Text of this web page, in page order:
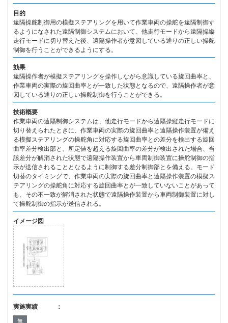
目的
遠隔操舵制御用の模擬ステアリングを用いて作業車両の操舵を遠隔制御す
るようになされた遠隔制御システムにおいて、他走行モードから遠隔操縦
走行モードに切り替えた後、遠隔操作者が意図している通りの正しい操舵
制御を行うことができるようにする。
効果
遠隔操作者が模擬ステアリングを操作しながら意識している旋回曲率と、
作業車両の実際の旋回曲率とが一致した状態となるので、遠隔操作者が意
図している通りの正しい操舵制御を行うことができる。
技術概要
作業車両の遠隔制御システムは、他走行モードから遠隔操縦走行モードに
切り替えられたときに、作業車両の実際の旋回曲率と遠隔操作装置が備え
る模擬ステアリングの操舵角に対応する旋回曲率との差分を検出する旋回
曲率差分検出部と、所定値を超える旋回曲率の差分が検出された場合、当
該差分が解消された状態で遠隔操作装置から車両制御装置に操舵制御の指
示が送信されることとなるように制御する差分制御部とを備える。モード
切替のタイミングで、作業車両の実際の旋回曲率と遠隔操作装置の模擬ス
テアリングの操舵角に対応する旋回曲率とが一致していないことがあって
も、その不一致が解消された状態で遠隔操作装置から車両制御装置に対し
て操舵制御の指示が送信される。
イメージ図
実施実績 ：
無